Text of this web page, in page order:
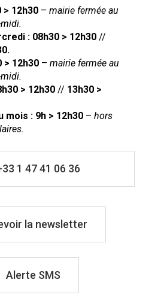
> 12h30 – mairie fermée au
: 08h30 > 12h30 //
> 12h30 – mairie fermée au
> 12h30 // 13h30 >
mois : 9h > 12h30 – hors
1 47 41 06 36
la newsletter
Alerte SMS